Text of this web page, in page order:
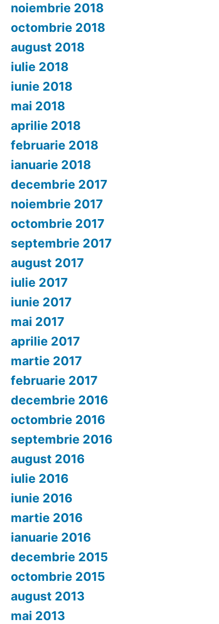
noiembrie 2018
octombrie 2018
august 2018
iulie 2018
iunie 2018
mai 2018
aprilie 2018
februarie 2018
ianuarie 2018
decembrie 2017
noiembrie 2017
octombrie 2017
septembrie 2017
august 2017
iulie 2017
iunie 2017
mai 2017
aprilie 2017
martie 2017
februarie 2017
decembrie 2016
octombrie 2016
septembrie 2016
august 2016
iulie 2016
iunie 2016
martie 2016
ianuarie 2016
decembrie 2015
octombrie 2015
august 2013
mai 2013